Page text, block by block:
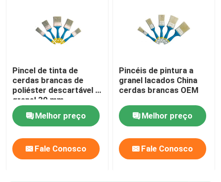
Pincel de tinta de
cerdas brancas de
poliéster descartável a
granel 30 mm
Melhor preço
Fale Conosco
Pincéis de pintura a
granel lacados China
cerdas brancas OEM
Melhor preço
Fale Conosco